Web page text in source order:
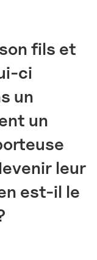
fils et
ci
un
un
leur
est-il le